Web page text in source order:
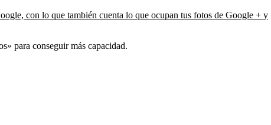
con lo que también cuenta lo que ocupan tus fotos de Google + y
para conseguir más capacidad.